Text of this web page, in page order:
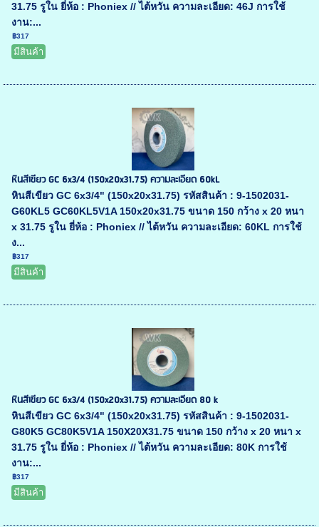
31.75 รูใน ยี่ห้อ : Phoniex // ไต้หวัน ความละเอียด: 46J การใช้
งาน:...
฿317
มีสินค้า
หินสีเขียว GC 6x3/4 (150x20x31.75) ความละเอียด 60kL
หินสีเขียว GC 6x3/4" (150x20x31.75) รหัสสินค้า : 9-1502031-
G60KL5 GC60KL5V1A 150x20x31.75 ขนาด 150 กว้าง x 20 หนา
x 31.75 รูใน ยี่ห้อ : Phoniex // ไต้หวัน ความละเอียด: 60KL การใช้
ง...
฿317
มีสินค้า
หินสีเขียว GC 6x3/4 (150x20x31.75) ความละเอียด 80 k
หินสีเขียว GC 6x3/4" (150x20x31.75) รหัสสินค้า : 9-1502031-
G80K5 GC80K5V1A 150X20X31.75 ขนาด 150 กว้าง x 20 หนา x
31.75 รูใน ยี่ห้อ : Phoniex // ไต้หวัน ความละเอียด: 80K การใช้
งาน:...
฿317
มีสินค้า